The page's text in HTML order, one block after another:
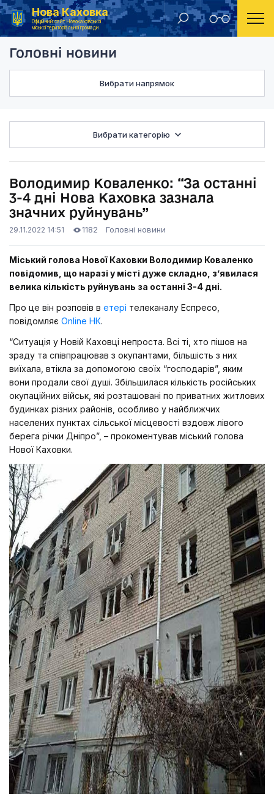
Нова Каховка
Офіційний сайт Новокаховської
міської територіальної громади
Головна Головні новини Володимир
Головні новини
Вибрати напрямок
Вибрати категорію
Володимир Коваленко: “За останні
3-4 дні Нова Каховка зазнала
значних руйнувань”
29.11.2022 14:51 1182 Головні новини
Міський голова Нової Каховки Володимир Коваленко
повідомив, що наразі у місті дуже складно, з’явилася
велика кількість руйнувань за останні 3-4 дні.
Про це він розповів в етері телеканалу Еспресо,
повідомляє Online НК.
“Ситуація у Новій Каховці непроста. Всі ті, хто пішов на
зраду та співпрацював з окупантами, більшість з них
виїхала, втікла за допомогою своїх “господарів”, яким
вони продали свої душі. Збільшилася кількість російських
окупаційних військ, які розташовані по приватних житлових
будинках різних районів, особливо у найближчих
населених пунктах сільської місцевості вздовж лівого
берега річки Дніпро”, – прокоментував міський голова
Нової Каховки.